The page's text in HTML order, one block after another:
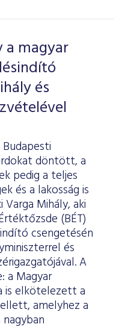
a magyar
és
döntött, a
pedig a teljes
és a lakosság is
Mihály, aki
(BÉT)
csengetésén
és
A
a Magyar
is elkötelezett a
amelyhez a